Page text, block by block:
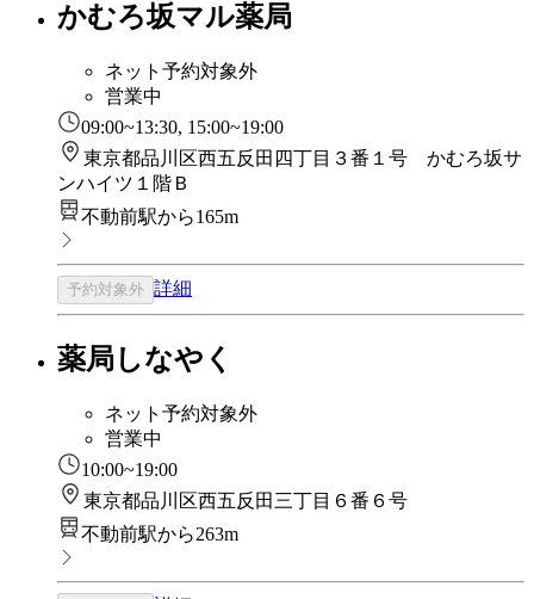
かむろ坂マル薬局
ネット予約対象外
営業中
09:00~13:30, 15:00~19:00
東京都品川区西五反田四丁目３番１号 かむろ坂サ
ンハイツ１階Ｂ
不動前駅から165m
予約対象外 詳細
薬局しなやく
ネット予約対象外
営業中
10:00~19:00
東京都品川区西五反田三丁目６番６号
不動前駅から263m